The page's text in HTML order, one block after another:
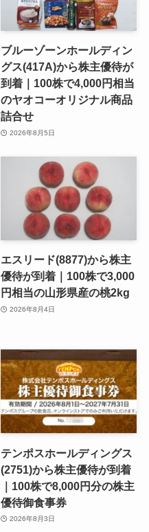
ブルーゾーンホールディン
グス(417A)から株主優待が
到着｜100株で4,000円相当
のヤオコーオリジナル商品
詰合せ
2026年8月5日
エスリード(8877)から株主
優待が到着｜100株で3,000
円相当の山形県産の桃2kg
2026年8月4日
テンポスホールディングス
(2751)から株主優待が到着
｜100株で8,000円分の株主
優待御食事券
2026年8月3日